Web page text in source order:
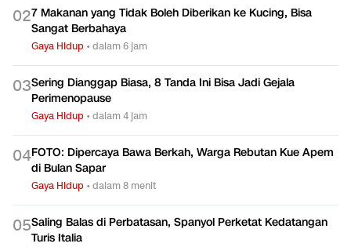
027 Makanan yang Tidak Boleh Diberikan ke Kucing, Bisa
Sangat Berbahaya
Gaya Hidup •dalam 6 jam
03Sering Dianggap Biasa, 8 Tanda Ini Bisa Jadi Gejala
Perimenopause
Gaya Hidup •dalam 4 jam
04FOTO: Dipercaya Bawa Berkah, Warga Rebutan Kue Apem
di Bulan Sapar
Gaya Hidup •dalam 8 menit
05Saling Balas di Perbatasan, Spanyol Perketat Kedatangan
Turis Italia